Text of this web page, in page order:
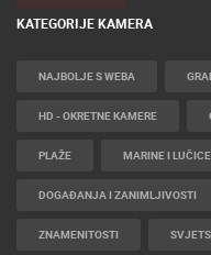
KATEGORIJE KAMERA
NAJBOLJE S WEBA
HD - OKRETNE KAMERE
PLAŽE MARINE I LUČICE
DOGAĐANJA I ZANIMLJIVOSTI
ZNAMENITOSTI